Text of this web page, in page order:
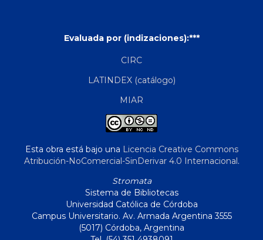
Evaluada por (indizaciones):***
CIRC
LATINDEX (catálogo)
MIAR
Esta obra está bajo una Licencia Creative Commons
Atribución-NoComercial-SinDerivar 4.0 Internacional.
Stromata
Sistema de Bibliotecas
Universidad Católica de Córdoba
Campus Universitario. Av. Armada Argentina 3555
(5017) Córdoba, Argentina